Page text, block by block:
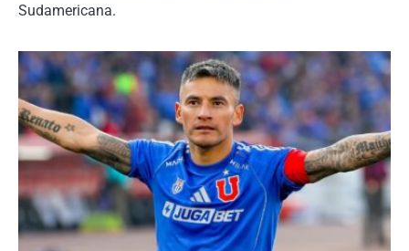
Sudamericana.